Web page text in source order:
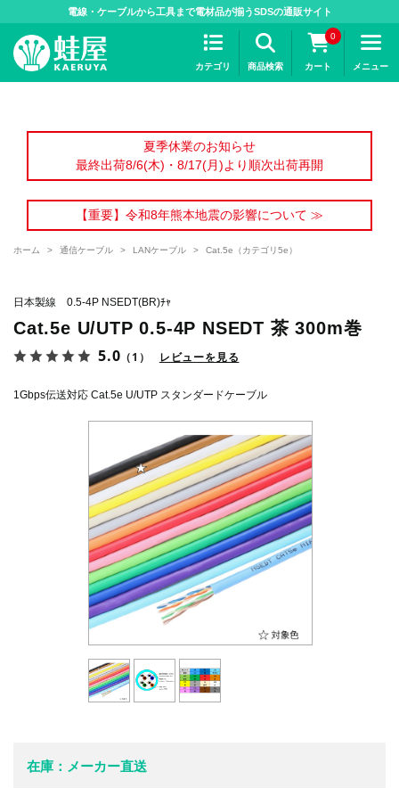
電線・ケーブルから工具まで電材品が揃うSDSの通販サイト
カテゴリ 商品検索
0
カート メニュー
夏季休業のお知らせ
最終出荷8/6(木)・8/17(月)より順次出荷再開
【重要】令和8年熊本地震の影響について ≫
ホーム > 通信ケーブル > LANケーブル > Cat.5e（カテゴリ5e）
日本製線 0.5-4P NSEDT(BR)ﾁｬ
Cat.5e U/UTP 0.5-4P NSEDT 茶 300m巻
5.0 （1） レビューを見る
1Gbps伝送対応 Cat.5e U/UTP スタンダードケーブル
在庫：メーカー直送